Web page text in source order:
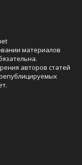
материалов
авторов статей